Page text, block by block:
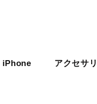
iPhone アクセサリ